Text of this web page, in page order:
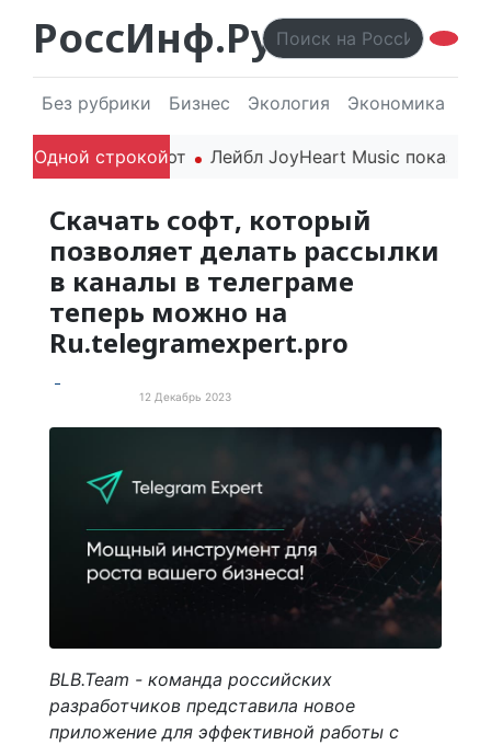
РоссИнф.Ру
Без рубрики Бизнес Экология Экономика
Одной строкой
года впечатляют Лейбл JoyHeart Music
Скачать софт, который
позволяет делать рассылки
в каналы в телеграме
теперь можно на
Ru.telegramexpert.pro
12 Декабрь 2023
BLB.Team - команда российских
разработчиков представила новое
приложение для эффективной работы с